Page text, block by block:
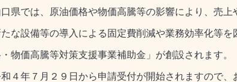
口県では、原油価格や物価高騰等の影響により、売
たな設備等の導入による固定費削減や業務効率化等を
物価高騰等対策支援事業補助金」が創設されます。
４年７月２９日から申請受付が開始されますので、